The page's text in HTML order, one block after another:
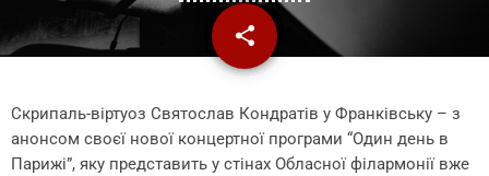
share
email
Скрипаль-віртуоз Святослав Кондратів у Франківську – з
анонсом своєї нової концертної програми “Один день в
Парижі”, яку представить у стінах Обласної філармонії вже